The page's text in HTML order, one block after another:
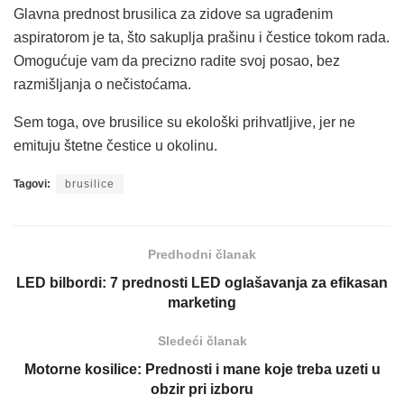
Glavna prednost brusilica za zidove sa ugrađenim
aspiratorom je ta, što sakuplja prašinu i čestice tokom rada.
Omogućuje vam da precizno radite svoj posao, bez
razmišljanja o nečistoćama.
Sem toga, ove brusilice su ekološki prihvatljive, jer ne
emituju štetne čestice u okolinu.
Tagovi: brusilice
Predhodni članak
LED bilbordi: 7 prednosti LED oglašavanja za efikasan
marketing
Sledeći članak
Motorne kosilice: Prednosti i mane koje treba uzeti u
obzir pri izboru